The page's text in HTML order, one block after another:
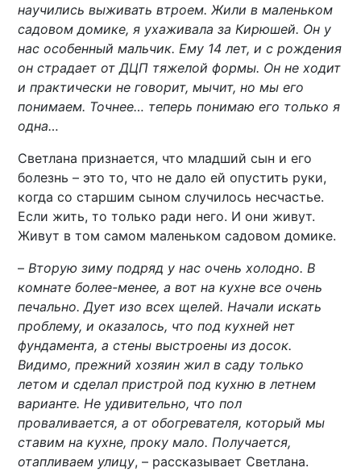
научились выживать втроем. Жили в маленьком
садовом домике, я ухаживала за Кирюшей. Он у
нас особенный мальчик. Ему 14 лет, и с рождения
он страдает от ДЦП тяжелой формы. Он не ходит
и практически не говорит, мычит, но мы его
понимаем. Точнее… теперь понимаю его только я
одна…
Светлана признается, что младший сын и его
болезнь – это то, что не дало ей опустить руки,
когда со старшим сыном случилось несчастье.
Если жить, то только ради него. И они живут.
Живут в том самом маленьком садовом домике.
–Вторую зиму подряд у нас очень холодно. В
комнате более-менее, а вот на кухне все очень
печально. Дует изо всех щелей. Начали искать
проблему, и оказалось, что под кухней нет
фундамента, а стены выстроены из досок.
Видимо, прежний хозяин жил в саду только
летом и сделал пристрой под кухню в летнем
варианте. Не удивительно, что пол
проваливается, а от обогревателя, который мы
ставим на кухне, проку мало. Получается,
отапливаем улицу, – рассказывает Светлана.